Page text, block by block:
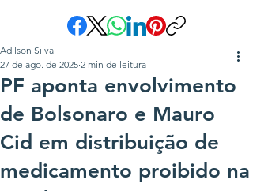
PF aponta envolvimento
de Bolsonaro e Mauro
Cid em distribuição de
medicamento proibido na
Adilson Silva
27 de ago. de 2025 2 min de leitura